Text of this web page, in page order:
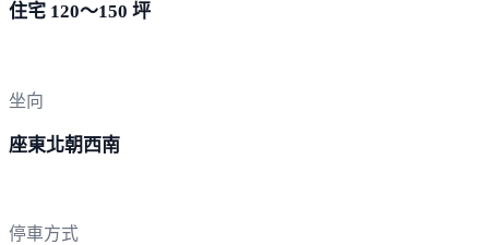
住宅 120～150 坪
坐向
座東北朝西南
停車方式